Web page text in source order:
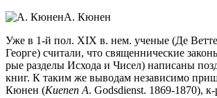
А. Кюнен
Уже в 1-й пол. XIX в. нем. ученые (Де
Георге) считали, что священнические
рые разделы Исхода и Чисел) написаны
книг. К таким же выводам независимо
Кюнен (Kuenen A. Godsdienst. 1869-1870),